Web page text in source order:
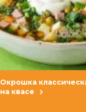
Окрошка
на квасе